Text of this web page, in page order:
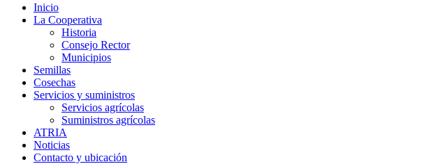
Inicio
La Cooperativa
Historia
Consejo Rector
Municipios
Semillas
Cosechas
Servicios y suministros
Servicios agrícolas
Suministros agrícolas
ATRIA
Noticias
Contacto y ubicación